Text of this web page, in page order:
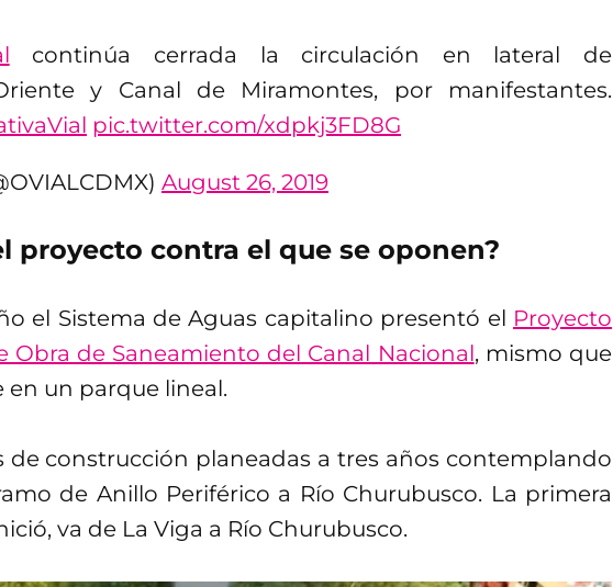
continúa cerrada la circulación en lateral de
y Canal de Miramontes, por manifestantes.
pic.twitter.com/xdpkj3FD8G
August 26, 2019
proyecto contra el que se oponen?
el Sistema de Aguas capitalino presentó el Proyecto
Obra de Saneamiento del Canal Nacional, mismo que
un parque lineal.
de construcción planeadas a tres años contemplando
de Anillo Periférico a Río Churubusco. La primera
va de La Viga a Río Churubusco.